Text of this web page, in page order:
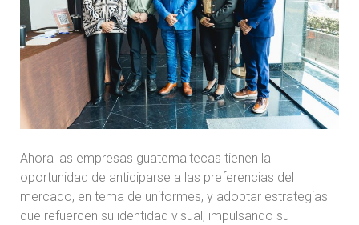
Ahora las empresas guatemaltecas tienen la
oportunidad de anticiparse a las preferencias del
mercado, en tema de uniformes, y adoptar estrategias
que refuercen su identidad visual, impulsando su